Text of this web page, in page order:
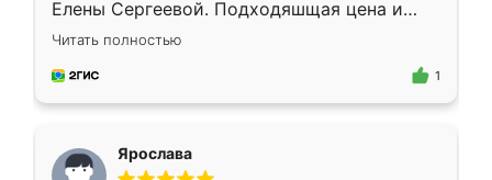
Елены Сергеевой. Подходяшщая цена и
короткие сроки изготовления. Приехавший
для замера сотрудник Владислав
предложил по моему эскизу самый
Читать полностью
1
Ярослава